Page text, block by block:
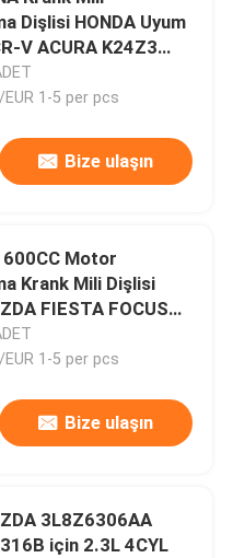
Dişlisi HONDA Uyum
V ACURA K24Z3
K24A2
EUR 1-5 per pcs
Bize ulaşın
Motor
Krank Mili Dişlisi
FIESTA FOCUS
EUR 1-5 per pcs
Bize ulaşın
3L8Z6306AA
için 2.3L 4CYL